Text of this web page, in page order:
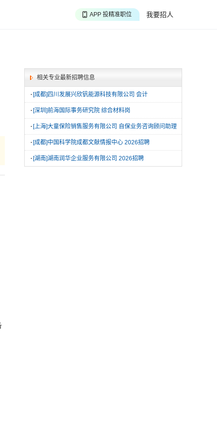
我要招人
APP 投精准职位
相关专业最新招聘信息
· [成都]四川发展兴欣钒能源科技有限公司 会计
· [深圳]前海国际事务研究院 综合材料岗
· [上海]大童保险销售服务有限公司 自保业务咨询顾问助理
· [成都]中国科学院成都文献情报中心 2026招聘
· [湖南]湖南润华企业服务有限公司 2026招聘